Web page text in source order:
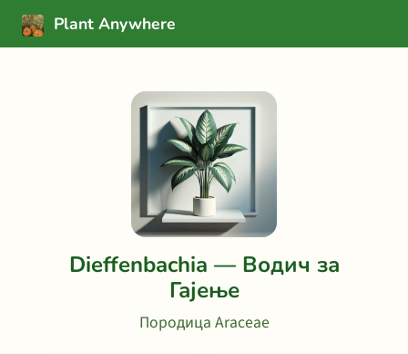
Plant Anywhere
Dieffenbachia — Водич за
Гајење
Породица Araceae